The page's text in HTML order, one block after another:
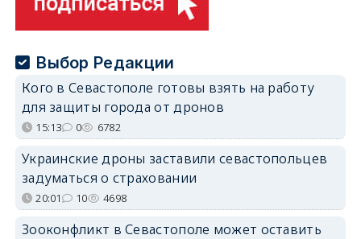
Выбор Редакции
Кого в Севастополе готовы взять на работу
для защиты города от дронов
15:13 0 6782
Украинские дроны заставили севастопольцев
задуматься о страховании
20:01 10 4698
Зооконфликт в Севастополе может оставить